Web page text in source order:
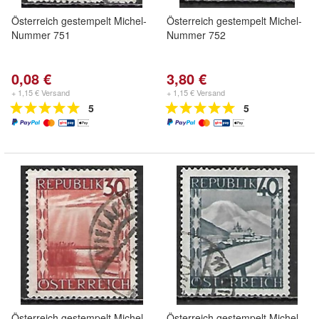
Österreich gestempelt Michel-
Nummer 751
0,08 €
+ 1,15 € Versand
5
Österreich gestempelt Michel-
Nummer 752
3,80 €
+ 1,15 € Versand
5